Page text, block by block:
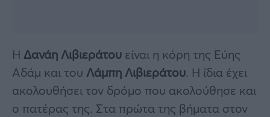
Η Δανάη Λιβιεράτου είναι η κόρη της Εύης
Αδάμ και του Λάμπη Λιβιεράτου. Η ίδια έχει
ακολουθήσει τον δρόμο που ακολούθησε και
ο πατέρας της. Στα πρώτα της βήματα στον